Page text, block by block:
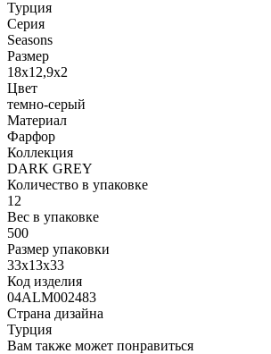
Турция
Серия
Seasons
Размер
18х12,9х2
Цвет
темно-серый
Материал
Фарфор
Коллекция
DARK GREY
Количество в упаковке
12
Вес в упаковке
500
Размер упаковки
33x13x33
Код изделия
04ALM002483
Страна дизайна
Турция
Вам также может понравиться